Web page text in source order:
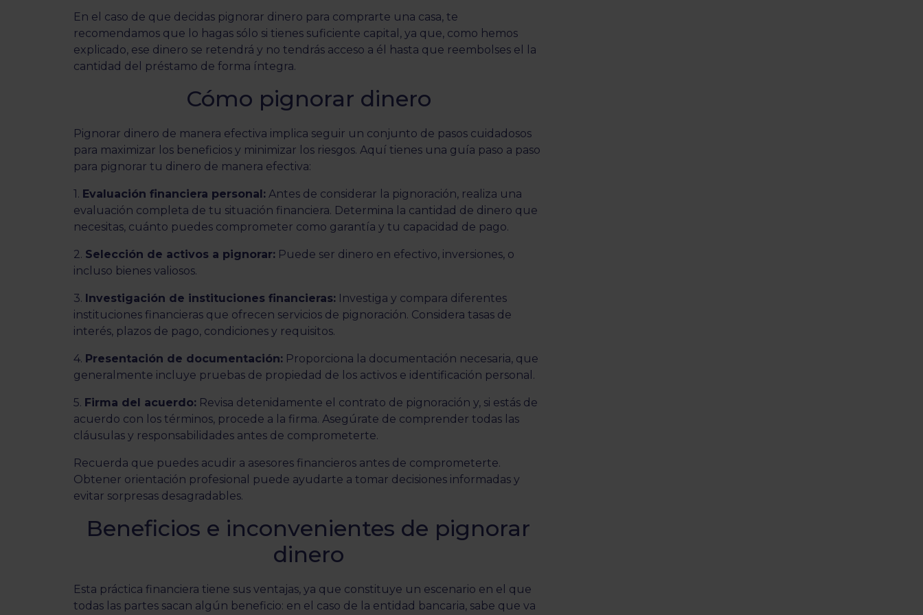
En el caso de que decidas pignorar dinero para comprarte una casa, te
recomendamos que lo hagas sólo si tienes suficiente capital, ya que, como hemos
explicado, ese dinero se retendrá y no tendrás acceso a él hasta que reembolses el la
cantidad del préstamo de forma íntegra.
Cómo pignorar dinero
Pignorar dinero de manera efectiva implica seguir un conjunto de pasos cuidadosos
para maximizar los beneficios y minimizar los riesgos. Aquí tienes una guía paso a paso
para pignorar tu dinero de manera efectiva:
1. Evaluación financiera personal: Antes de considerar la pignoración, realiza una
evaluación completa de tu situación financiera. Determina la cantidad de dinero que
necesitas, cuánto puedes comprometer como garantía y tu capacidad de pago.
2. Selección de activos a pignorar: Puede ser dinero en efectivo, inversiones, o
incluso bienes valiosos.
3. Investigación de instituciones financieras: Investiga y compara diferentes
instituciones financieras que ofrecen servicios de pignoración. Considera tasas de
interés, plazos de pago, condiciones y requisitos.
4. Presentación de documentación: Proporciona la documentación necesaria, que
generalmente incluye pruebas de propiedad de los activos e identificación personal.
5. Firma del acuerdo: Revisa detenidamente el contrato de pignoración y, si estás de
acuerdo con los términos, procede a la firma. Asegúrate de comprender todas las
cláusulas y responsabilidades antes de comprometerte.
Recuerda que puedes acudir a asesores financieros antes de comprometerte.
Obtener orientación profesional puede ayudarte a tomar decisiones informadas y
evitar sorpresas desagradables.
Beneficios e inconvenientes de pignorar
dinero
Esta práctica financiera tiene sus ventajas, ya que constituye un escenario en el que
todas las partes sacan algún beneficio: en el caso de la entidad bancaria, sabe que va